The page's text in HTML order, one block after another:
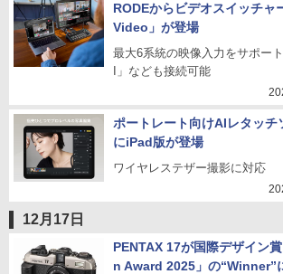
RODEからビデオスイッチャ
Video」が登場
最大6系統の映像入力をサポー
I」なども接続可能
ポートレート向けAIレタッチ
にiPad版が登場
ワイヤレステザー撮影に対応
12月17日
PENTAX 17が国際デザイン
n Award 2025」の“Winner”